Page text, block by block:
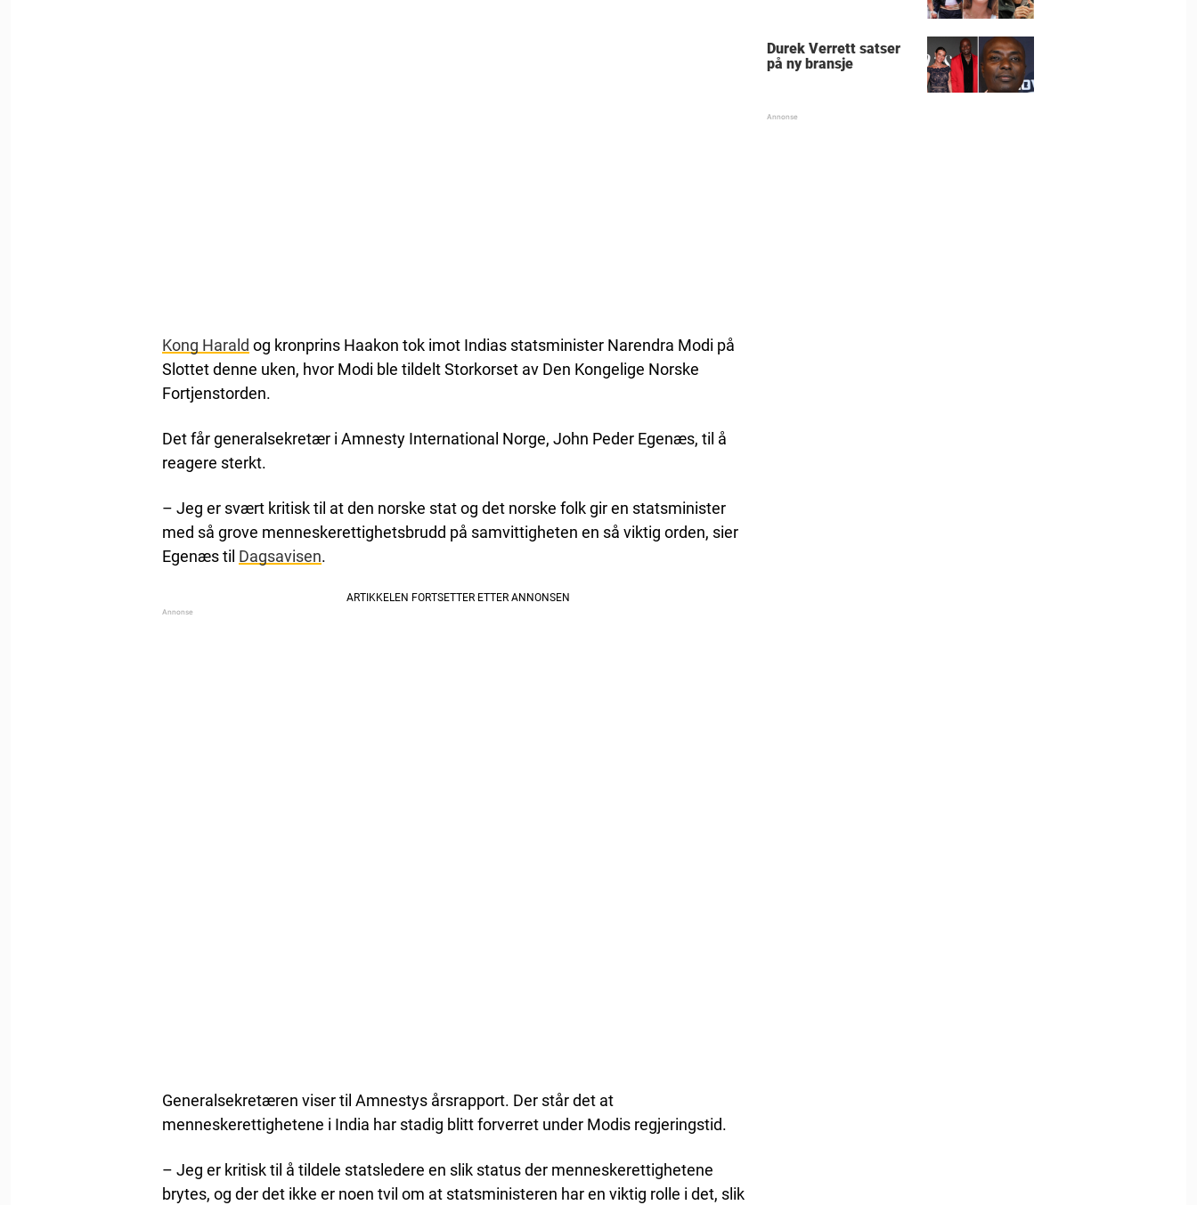
Kong Harald og kronprins Haakon tok imot Indias statsminister Narendra Modi på
Slottet denne uken, hvor Modi ble tildelt Storkorset av Den Kongelige Norske
Fortjenstorden.
Det får generalsekretær i Amnesty International Norge, John Peder Egenæs, til å
reagere sterkt.
– Jeg er svært kritisk til at den norske stat og det norske folk gir en statsminister
med så grove menneskerettighetsbrudd på samvittigheten en så viktig orden, sier
Egenæs til Dagsavisen.
Generalsekretæren viser til Amnestys årsrapport. Der står det at
menneskerettighetene i India har stadig blitt forverret under Modis regjeringstid.
– Jeg er kritisk til å tildele statsledere en slik status der menneskerettighetene
brytes, og der det ikke er noen tvil om at statsministeren har en viktig rolle i det, slik
Durek Verrett satser
på ny bransje